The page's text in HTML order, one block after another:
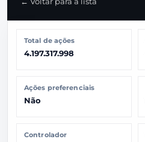
Total de ações
4.197.317.998
Ações preferenciais
Não
Controlador